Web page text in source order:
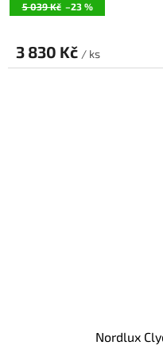
5 039 Kč –23 %
3 830 Kč / ks
Nordlux